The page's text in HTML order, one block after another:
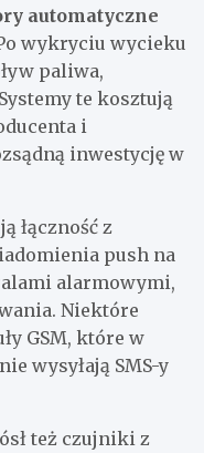
automatyczne
wykryciu wycieku
paliwa,
te kosztują
i
inwestycję w
łączność z
push na
alarmowymi,
Niektóre
GSM, które w
wysyłają SMS-y
też czujniki z